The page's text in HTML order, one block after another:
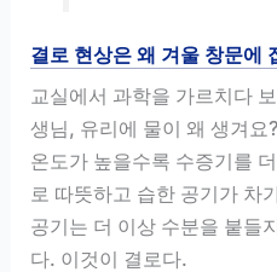
결로 현상은 왜 겨울 창문에
교실에서 과학을 가르치다
생님, 유리에 물이 왜 생겨요
온도가 높을수록 수증기를
로 따뜻하고 습한 공기가 차
공기는 더 이상 수분을 붙들
다. 이것이 결로다.